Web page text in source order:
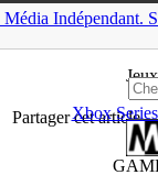
Média Indépendant.
Jeux
Xbox
Partager cet article